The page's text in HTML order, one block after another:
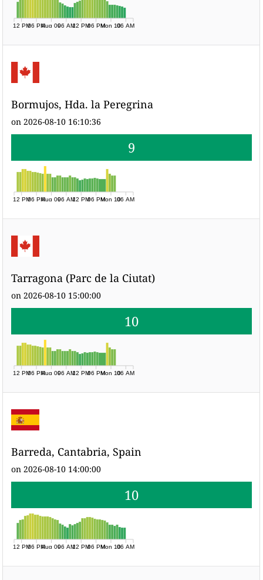
12 PM06 PMAug 0906 AM12 PM06 PMMon 1006 AM
Bormujos, Hda. la Peregrina
on 2026-08-10 16:10:36
9
12 PM06 PMAug 0906 AM12 PM06 PMMon 1006 AM
Tarragona (Parc de la Ciutat)
on 2026-08-10 15:00:00
10
12 PM06 PMAug 0906 AM12 PM06 PMMon 1006 AM
Barreda, Cantabria, Spain
on 2026-08-10 14:00:00
10
12 PM06 PMAug 0906 AM12 PM06 PMMon 1006 AM